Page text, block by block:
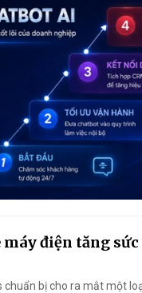
điện tăng
chuẩn bị cho ra mắt một